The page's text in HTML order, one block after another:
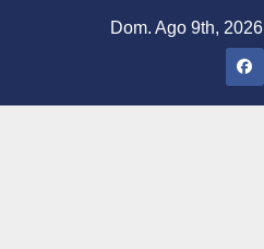
Dom. Ago 9th, 2026